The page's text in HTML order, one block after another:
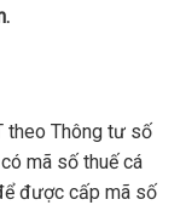
theo Thông tư số
mã số thuế cá
được cấp mã số